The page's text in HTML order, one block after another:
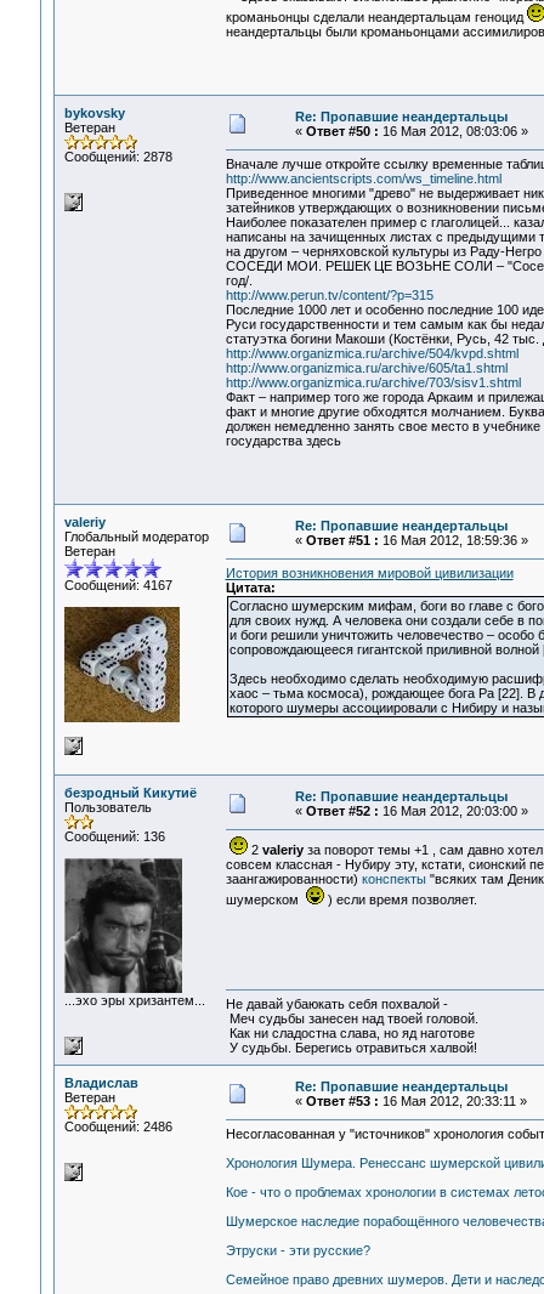
кроманьонцы сделали неандертальцам геноцид
неандертальцы были кроманьонцами
bykovsky
Ветеран
Сообщений: 2878
Re: Пропавшие неандертальцы
« Ответ #50 : 16 Мая 2012, 08:03:06 »
Вначале лучше откройте ссылку временные
http://www.ancientscripts.com/ws_timeline.html
Приведенное многими "древо" не выдерживает
затейников утверждающих о возникновении
Наиболее показателен пример с глаголицей...
написаны на зачищенных листах с предыдущими
на другом – черняховской культуры из Раду-
СОСЕДИ МОИ. РЕШЕК ЦЕ ВОЗЬНЕ СОЛИ – "Соседи
год/.
http://www.perun.tv/content/?p=315
Последние 1000 лет и особенно последние 100
Руси государственности и тем самым как бы
статуэтка богини Макоши (Костёнки, Русь, 42 тыс.
http://www.organizmica.ru/archive/504/kvpd.shtml
http://www.organizmica.ru/archive/605/ta1.shtml
http://www.organizmica.ru/archive/703/sisv1.shtml
Факт – например того же города Аркаим и
факт и многие другие обходятся молчанием.
должен немедленно занять свое место в
государства здесь
valeriy
Глобальный модератор
Ветеран
Сообщений: 4167
Re: Пропавшие неандертальцы
« Ответ #51 : 16 Мая 2012, 18:59:36 »
История возникновения мировой цивилизации
Цитата:
Согласно шумерским мифам, боги во главе с
для своих нужд. А человека они создали себе в
и боги решили уничтожить человечество –
сопровождающееся гигантской приливной волной
Здесь необходимо сделать необходимую
хаос – тьма космоса), рождающее бога Ра [22]. В
которого шумеры ассоциировали с Нибиру и
безродный Кикутиё
Пользователь
Сообщений: 136
...эхо эры хризантем...
Re: Пропавшие неандертальцы
« Ответ #52 : 16 Мая 2012, 20:03:00 »
2 valeriyза поворот темы +1 , сам давно
совсем классная - Нубиру эту, кстати,
заангажированности) конспекты"всяких там
шумерском
) если время позволяет.
Не давай убаюкать себя похвалой -
Меч судьбы занесен над твоей головой.
Как ни сладостна слава, но яд наготове
У судьбы. Берегись отравиться халвой!
Владислав
Ветеран
Сообщений: 2486
Re: Пропавшие неандертальцы
« Ответ #53 : 16 Мая 2012, 20:33:11 »
Несогласованная у "источников" хронология
Хронология Шумера. Ренессанс шумерской
Кое - что о проблемах хронологии в системах
Шумерское наследие порабощённого
Этруски - эти русские?
Семейное право древних шумеров. Дети и